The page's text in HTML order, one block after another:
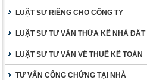
LUẬT SƯ RIÊNG CHO CÔNG TY
LUẬT SƯ TƯ VẤN THỪA KẾ NHÀ ĐẤT
LUẬT SƯ TƯ VẤN VỀ THUẾ KẾ TOÁN
TƯ VẤN CÔNG CHỨNG TẠI NHÀ